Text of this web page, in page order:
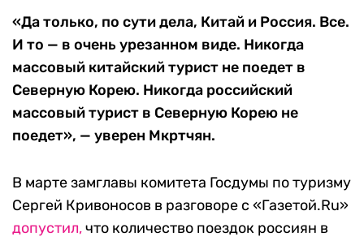
«Да только, по сути дела, Китай и Россия. Все.
И то — в очень урезанном виде. Никогда
массовый китайский турист не поедет в
Северную Корею. Никогда российский
массовый турист в Северную Корею не
поедет», — уверен Мкртчян.
В марте замглавы комитета Госдумы по туризму
Сергей Кривоносов в разговоре с «Газетой.Ru»
допустил,что количество поездок россиян в